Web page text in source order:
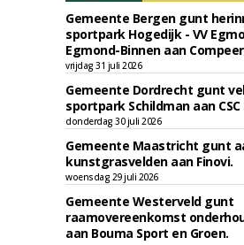
Gemeente Bergen gunt
sportpark Hogedijk - VV
Egmond-Binnen aan
vrijdag 31 juli 2026
Gemeente Dordrecht gunt
sportpark Schildman aan CSC
donderdag 30 juli 2026
Gemeente Maastricht gunt
kunstgrasvelden aan Finovi.
woensdag 29 juli 2026
Gemeente Westerveld gunt
raamovereenkomst
aan Bouma Sport en Groen.